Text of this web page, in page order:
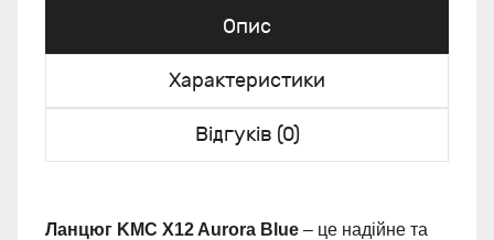
Опис
Характеристики
Відгуків (0)
Ланцюг KMC X12 Aurora Blue – це надійне та